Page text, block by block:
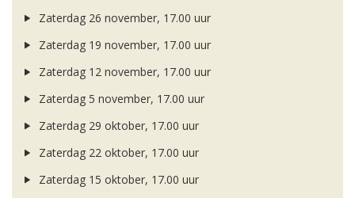
Zaterdag 26 november, 17.00 uur
Zaterdag 19 november, 17.00 uur
Zaterdag 12 november, 17.00 uur
Zaterdag 5 november, 17.00 uur
Zaterdag 29 oktober, 17.00 uur
Zaterdag 22 oktober, 17.00 uur
Zaterdag 15 oktober, 17.00 uur